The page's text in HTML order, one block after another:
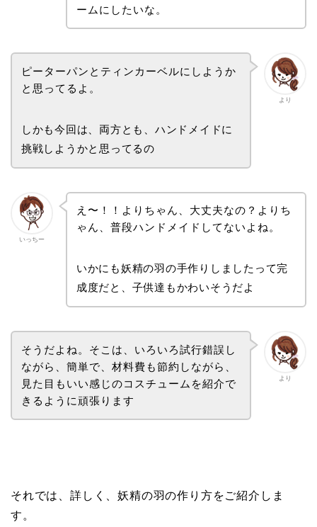
ームにしたいな。
より
ピーターパンとティンカーベルにしようか
と思ってるよ。
しかも今回は、両方とも、ハンドメイドに
挑戦しようかと思ってるの
いっちー
え〜！！よりちゃん、大丈夫なの？よりち
ゃん、普段ハンドメイドしてないよね。
いかにも妖精の羽の手作りしましたって完
成度だと、子供達もかわいそうだよ
より
そうだよね。そこは、いろいろ試行錯誤し
ながら、簡単で、材料費も節約しながら、
見た目もいい感じのコスチュームを紹介で
きるように頑張ります
それでは、詳しく、妖精の羽の作り方をご紹介しま
す。